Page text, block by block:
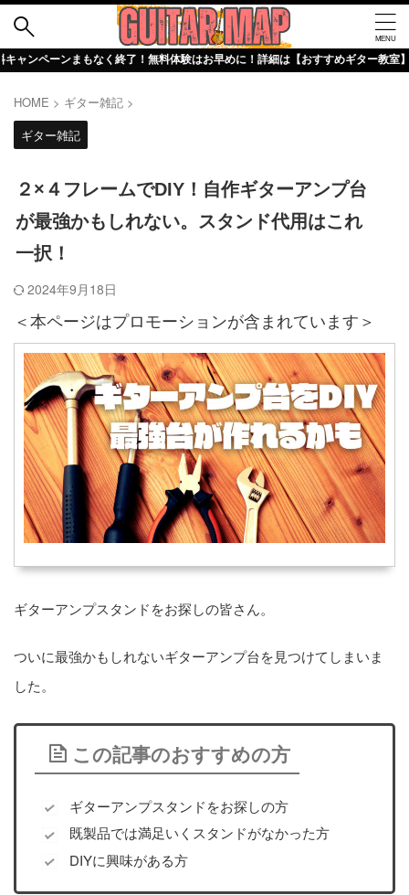
なく終了！無料体験はお早めに！詳細は【おすすめギター教室】評判・口コミ
HOME > ギター雑記 >
ギター雑記
２×４フレームでDIY！自作ギターアンプ台
が最強かもしれない。スタンド代用はこれ
一択！
2024年9月18日
＜本ページはプロモーションが含まれています＞
ギターアンプスタンドをお探しの皆さん。
ついに最強かもしれないギターアンプ台を見つけてしまいま
した。
この記事のおすすめの方
ギターアンプスタンドをお探しの方
既製品では満足いくスタンドがなかった方
DIYに興味がある方